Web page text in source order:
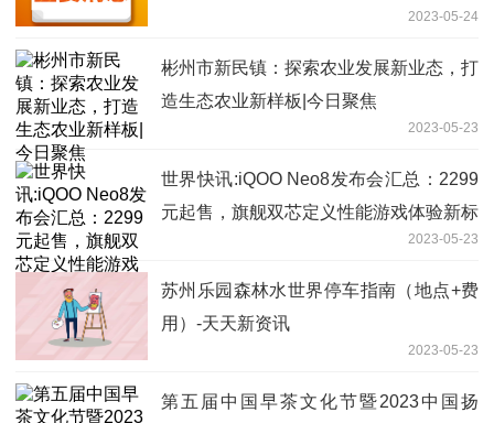
2023-05-24
彬州市新民镇：探索农业发展新业态，打
造生态农业新样板|今日聚焦
2023-05-23
世界快讯:iQOO Neo8发布会汇总：2299
元起售，旗舰双芯定义性能游戏体验新标
2023-05-23
苏州乐园森林水世界停车指南（地点+费
用）-天天新资讯
2023-05-23
第五届中国早茶文化节暨2023中国扬